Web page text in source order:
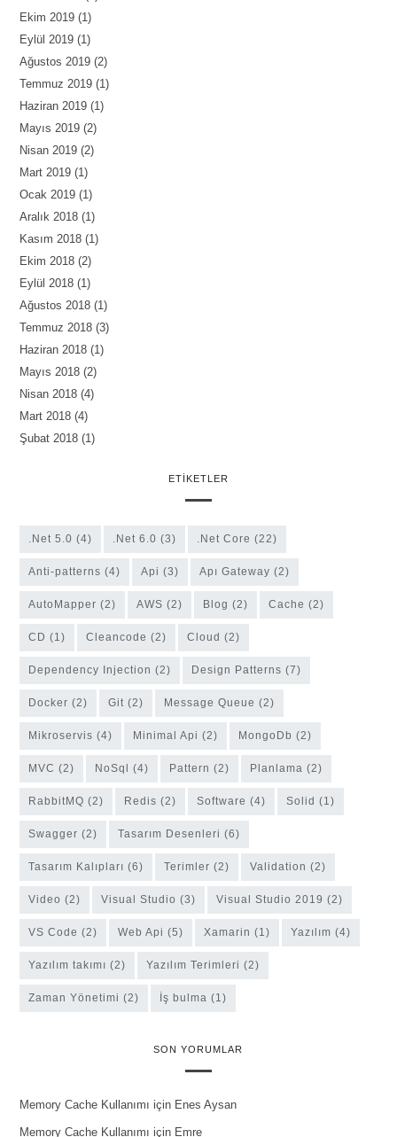
Ekim 2019(1)
Eylül 2019(1)
Ağustos 2019(2)
Temmuz 2019(1)
Haziran 2019(1)
Mayıs 2019(2)
Nisan 2019(2)
Mart 2019(1)
Ocak 2019(1)
Aralık 2018(1)
Kasım 2018(1)
Ekim 2018(2)
Eylül 2018(1)
Ağustos 2018(1)
Temmuz 2018(3)
Haziran 2018(1)
Mayıs 2018(2)
Nisan 2018(4)
Mart 2018(4)
Şubat 2018(1)
ETIKETLER
.Net 5.0 (4) .Net 6.0 (3) .Net Core (22)
anti-patterns (4) Api (3) Apı Gateway (2)
AutoMapper (2) AWS (2) Blog (2) Cache (2)
CD (1) cleancode (2) Cloud (2)
Dependency Injection (2) Design Patterns (7)
Docker (2) Git(2) Message Queue (2)
Mikroservis (4) Minimal Api (2) MongoDb (2)
MVC (2) NoSql (4) Pattern (2) Planlama (2)
RabbitMQ (2) Redis (2) software (4) solid (1)
Swagger (2) Tasarım Desenleri (6)
Tasarım Kalıpları (6) Terimler (2) Validation (2)
Video (2) Visual Studio (3) Visual Studio 2019 (2)
VS Code (2) Web Api (5) Xamarin (1) Yazılım (4)
yazılım takımı (2) Yazılım Terimleri (2)
Zaman Yönetimi (2) İş bulma (1)
SON YORUMLAR
Memory Cache Kullanımı için Enes Aysan
Memory Cache Kullanımı için Emre